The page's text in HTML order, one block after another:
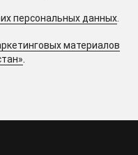
персональных данных
материалов
.